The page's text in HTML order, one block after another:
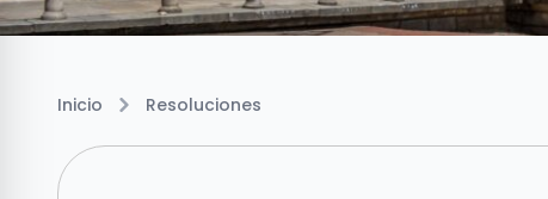
Inicio Resoluciones